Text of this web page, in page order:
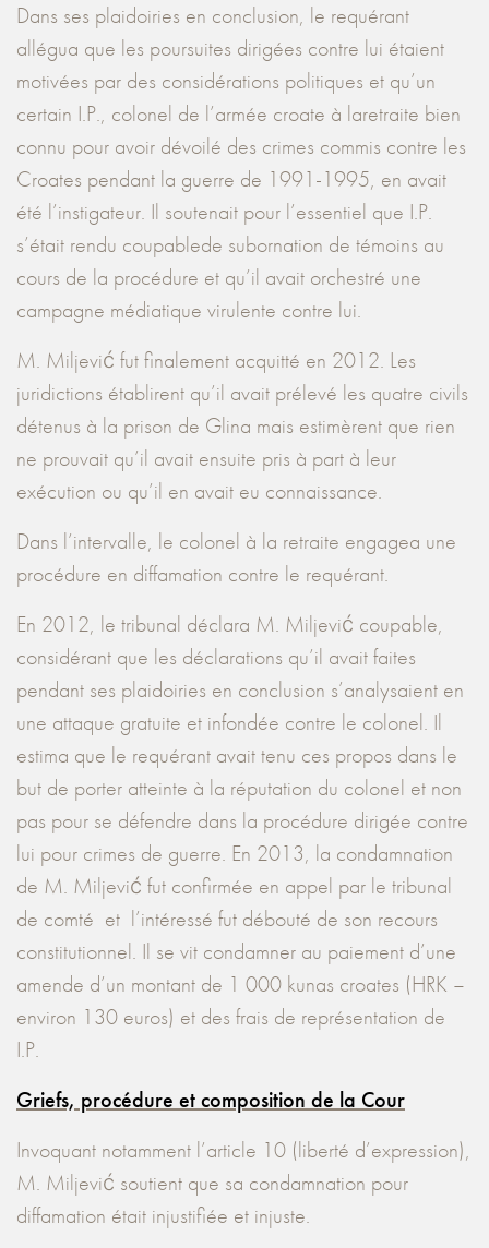
Dans ses plaidoiries en conclusion, le requérant
allégua que les poursuites dirigées contre lui étaient
motivées par des considérations politiques et qu’un
certain I.P., colonel de l’armée croate à laretraite bien
connu pour avoir dévoilé des crimes commis contre les
Croates pendant la guerre de 1991-1995, en avait
été l’instigateur. Il soutenait pour l’essentiel que I.P.
s’était rendu coupablede subornation de témoins au
cours de la procédure et qu’il avait orchestré une
campagne médiatique virulente contre lui.
M. Miljević fut finalement acquitté en 2012. Les
juridictions établirent qu’il avait prélevé les quatre civils
détenus à la prison de Glina mais estimèrent que rien
ne prouvait qu’il avait ensuite pris à part à leur
exécution ou qu’il en avait eu connaissance.
Dans l’intervalle, le colonel à la retraite engagea une
procédure en diffamation contre le requérant.
En 2012, le tribunal déclara M. Miljević coupable,
considérant que les déclarations qu’il avait faites
pendant ses plaidoiries en conclusion s’analysaient en
une attaque gratuite et infondée contre le colonel. Il
estima que le requérant avait tenu ces propos dans le
but de porter atteinte à la réputation du colonel et non
pas pour se défendre dans la procédure dirigée contre
lui pour crimes de guerre. En 2013, la condamnation
de M. Miljević fut confirmée en appel par le tribunal
de comté et l’intéressé fut débouté de son recours
constitutionnel. Il se vit condamner au paiement d’une
amende d’un montant de 1 000 kunas croates (HRK –
environ 130 euros) et des frais de représentation de
I.P.
Griefs, procédure et composition de la Cour
Invoquant notamment l’article 10 (liberté d’expression),
M. Miljević soutient que sa condamnation pour
diffamation était injustifiée et injuste.